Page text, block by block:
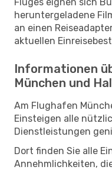
heruntergeladene
an einen
aktuellen
Informationen
München und
Am Flughafen
Einsteigen alle
Dienstleistungen
Dort finden Sie alle
Annehmlichkeiten,